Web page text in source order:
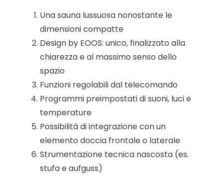
Una sauna lussuosa nonostante le
dimensioni compatte
Design by EOOS: unico, finalizzato alla
chiarezza e al massimo senso dello
spazio
Funzioni regolabili dal telecomando
Programmi preimpostati di suoni, luci e
temperature
Possibilità di integrazione con un
elemento doccia frontale o laterale
Strumentazione tecnica nascosta (es.
stufa e aufguss)